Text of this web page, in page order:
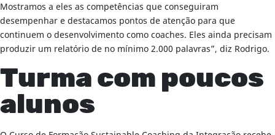
Mostramos a eles as competências que conseguiram
desempenhar e destacamos pontos de atenção para que
continuem o desenvolvimento como coaches. Eles ainda precisam
produzir um relatório de no mínimo 2.000 palavras”, diz Rodrigo.
Turma com poucos
alunos